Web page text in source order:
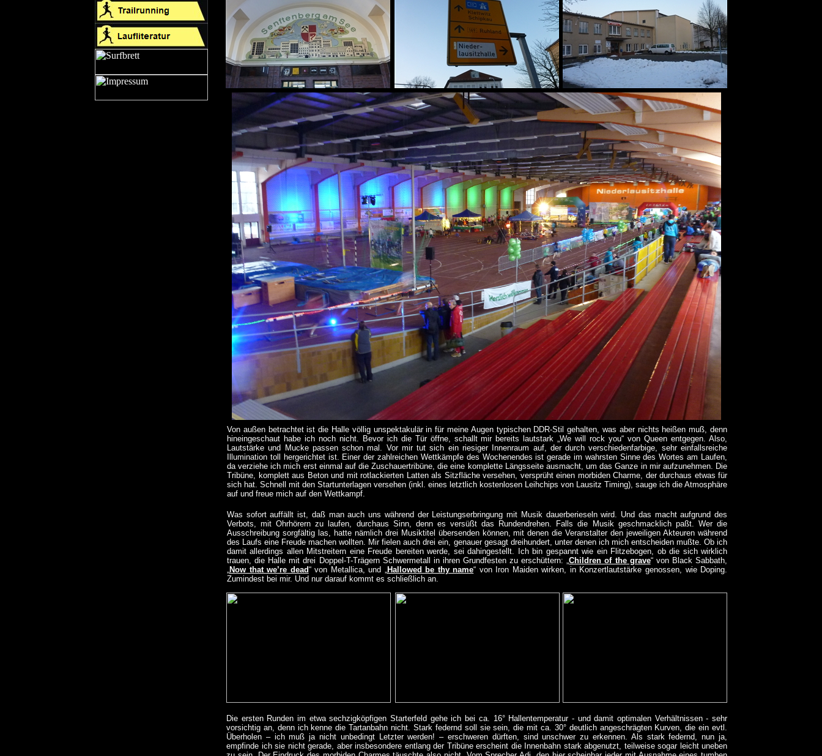
Von außen betrachtet ist die Halle völlig unspektakulär in für meine Augen typischen DDR-Stil gehalten, was aber nichts heißen muß, denn
hineingeschaut habe ich noch nicht. Bevor ich die Tür öffne, schallt mir bereits lautstark „We will rock you“ von Queen entgegen. Also,
Lautstärke und Mucke passen schon mal. Vor mir tut sich ein riesiger Innenraum auf, der durch verschiedenfarbige, sehr einfallsreiche
Illumination toll hergerichtet ist. Einer der zahlreichen Wettkämpfe des Wochenendes ist gerade im wahrsten Sinne des Wortes am Laufen,
da verziehe ich mich erst einmal auf die Zuschauertribüne, die eine komplette Längsseite ausmacht, um das Ganze in mir aufzunehmen. Die
Tribüne, komplett aus Beton und mit rotlackierten Latten als Sitzfläche versehen, versprüht einen morbiden Charme, der durchaus etwas für
sich hat. Schnell mit den Startunterlagen versehen (inkl. eines letztlich kostenlosen Leihchips von Lausitz Timing), sauge ich die Atmosphäre
auf und freue mich auf den Wettkampf.
Was sofort auffällt ist, daß man auch uns während der Leistungserbringung mit Musik dauerberieseln wird. Und das macht aufgrund des
Verbots, mit Ohrhörern zu laufen, durchaus Sinn, denn es versüßt das Rundendrehen. Falls die Musik geschmacklich paßt. Wer die
Ausschreibung sorgfältig las, hatte nämlich drei Musiktitel übersenden können, mit denen die Veranstalter den jeweiligen Akteuren während
des Laufs eine Freude machen wollten. Mir fielen auch drei ein, genauer gesagt dreihundert, unter denen ich mich entscheiden mußte. Ob ich
damit allerdings allen Mitstreitern eine Freude bereiten werde, sei dahingestellt. Ich bin gespannt wie ein Flitzebogen, ob die sich wirklich
trauen, die Halle mit drei Doppel-T-Trägern Schwermetall in ihren Grundfesten zu erschüttern: „Children of the grave“ von Black Sabbath,
„Now that we’re dead“ von Metallica, und „Hallowed be thy name“ von Iron Maiden wirken, in Konzertlautstärke genossen, wie Doping.
Zumindest bei mir. Und nur darauf kommt es schließlich an.
Die ersten Runden im etwa sechzigköpfigen Starterfeld gehe ich bei ca. 16° Hallentemperatur - und damit optimalen Verhältnissen - sehr
vorsichtig an, denn ich kenne die Tartanbahn nicht. Stark federnd soll sie sein, die mit ca. 30° deutlich angeschrägten Kurven, die ein evtl.
Überholen – ich muß ja nicht unbedingt Letzter werden! – erschweren dürften, sind unschwer zu erkennen. Als stark federnd, nun ja,
empfinde ich sie nicht gerade, aber insbesondere entlang der Tribüne erscheint die Innenbahn stark abgenutzt, teilweise sogar leicht uneben